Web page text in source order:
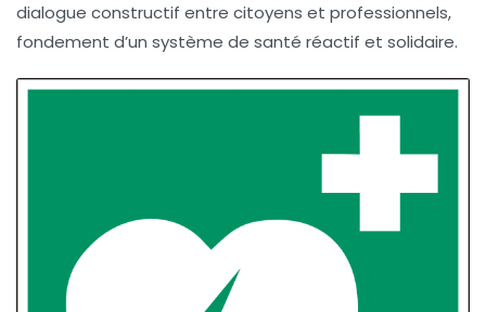
dialogue constructif entre citoyens et professionnels,
fondement d’un système de santé réactif et solidaire.